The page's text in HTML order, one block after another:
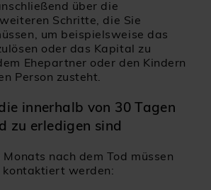
über die
Schritte, die Sie
um beispielsweise das
oder das Kapital zu
Ehepartner oder den Kindern
Person zusteht.
innerhalb von 30 Tagen
zu erledigen sind
nach dem Tod müssen
werden: